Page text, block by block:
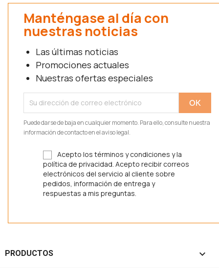
Manténgase al día con
nuestras noticias
Las últimas noticias
Promociones actuales
Nuestras ofertas especiales
Puede darse de baja en cualquier momento. Para ello, consulte nuestra
información de contacto en el aviso legal.
Acepto los términos y condiciones y la
política de privacidad. Acepto recibir correos
electrónicos del servicio al cliente sobre
pedidos, información de entrega y
respuestas a mis preguntas.
PRODUCTOS 